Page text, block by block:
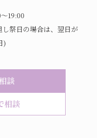
19:00
祭日の場合は、翌日が
)
談
相談